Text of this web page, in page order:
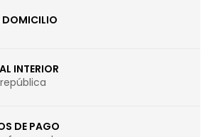
DOMICILIO
INTERIOR
DE PAGO